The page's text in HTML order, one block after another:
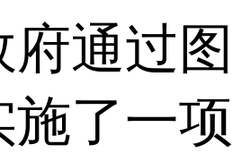
通过图
施了一项